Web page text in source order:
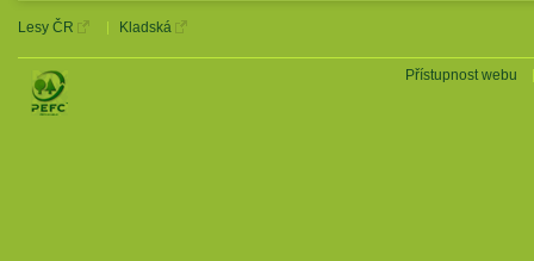
Lesy ČR Kladská
Přístupnost webu